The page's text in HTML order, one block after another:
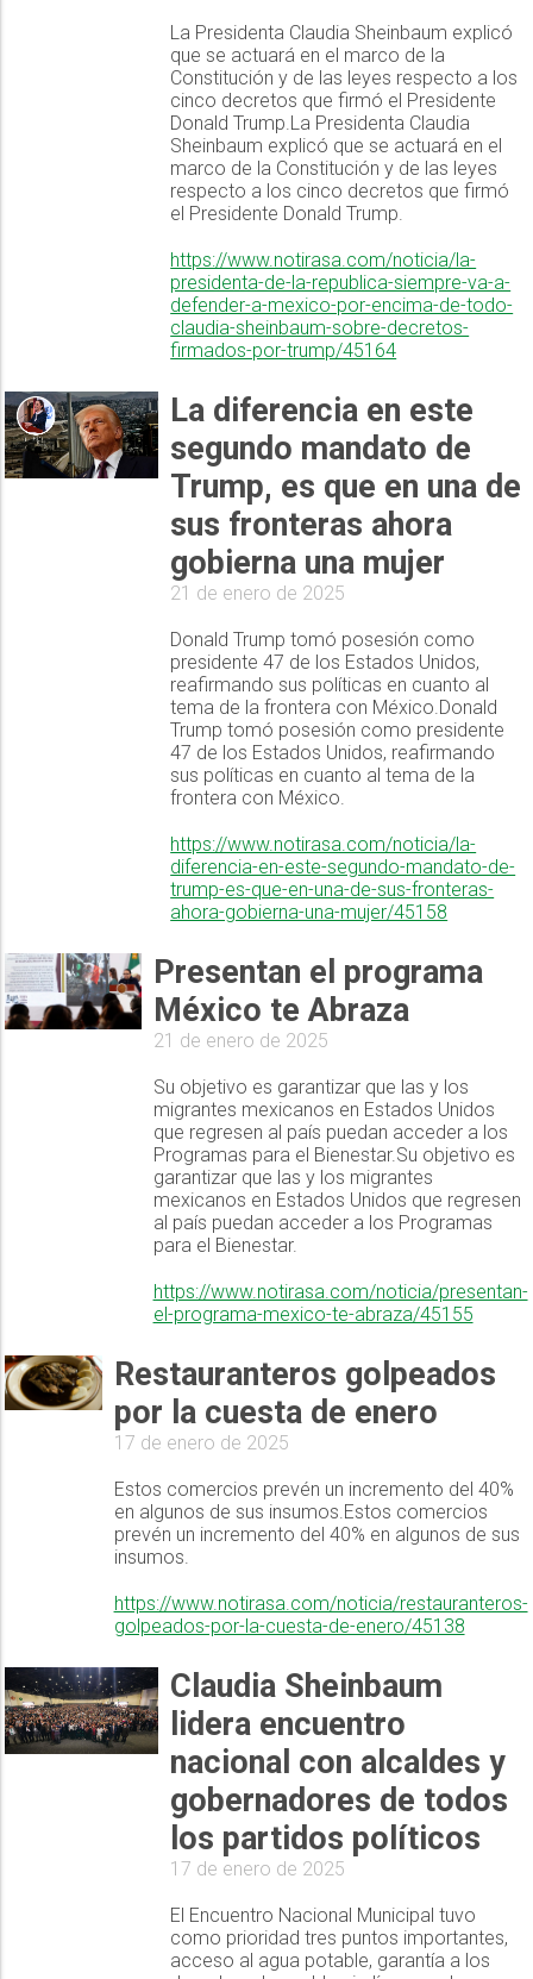
La Presidenta Claudia Sheinbaum explicó
que se actuará en el marco de la
Constitución y de las leyes respecto a los
cinco decretos que firmó el Presidente
Donald Trump.La Presidenta Claudia
Sheinbaum explicó que se actuará en el
marco de la Constitución y de las leyes
respecto a los cinco decretos que firmó
el Presidente Donald Trump.
https://www.notirasa.com/noticia/la-
presidenta-de-la-republica-siempre-va-a-
defender-a-mexico-por-encima-de-todo-
claudia-sheinbaum-sobre-decretos-
firmados-por-trump/45164
La diferencia en este
segundo mandato de
Trump, es que en una de
sus fronteras ahora
gobierna una mujer
21 de enero de 2025
Donald Trump tomó posesión como
presidente 47 de los Estados Unidos,
reafirmando sus políticas en cuanto al
tema de la frontera con México.Donald
Trump tomó posesión como presidente
47 de los Estados Unidos, reafirmando
sus políticas en cuanto al tema de la
frontera con México.
https://www.notirasa.com/noticia/la-
diferencia-en-este-segundo-mandato-de-
trump-es-que-en-una-de-sus-fronteras-
ahora-gobierna-una-mujer/45158
Presentan el programa
México te Abraza
21 de enero de 2025
Su objetivo es garantizar que las y los
migrantes mexicanos en Estados Unidos
que regresen al país puedan acceder a los
Programas para el Bienestar.Su objetivo es
garantizar que las y los migrantes
mexicanos en Estados Unidos que regresen
al país puedan acceder a los Programas
para el Bienestar.
https://www.notirasa.com/noticia/presentan-
el-programa-mexico-te-abraza/45155
Restauranteros golpeados
por la cuesta de enero
17 de enero de 2025
Estos comercios prevén un incremento del 40%
en algunos de sus insumos.Estos comercios
prevén un incremento del 40% en algunos de sus
insumos.
https://www.notirasa.com/noticia/restauranteros-
golpeados-por-la-cuesta-de-enero/45138
Claudia Sheinbaum
lidera encuentro
nacional con alcaldes y
gobernadores de todos
los partidos políticos
17 de enero de 2025
El Encuentro Nacional Municipal tuvo
como prioridad tres puntos importantes,
acceso al agua potable, garantía a los